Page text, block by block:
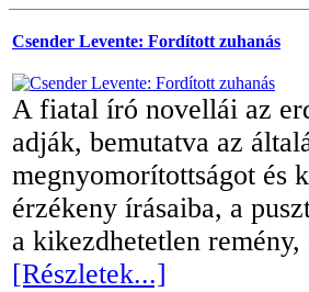
Csender Levente: Fordított zuhanás
A fiatal író novellái az
adják, bemutatva az
megnyomorítottságot és
érzékeny írásaiba, a
a kikezdhetetlen
[Részletek...]